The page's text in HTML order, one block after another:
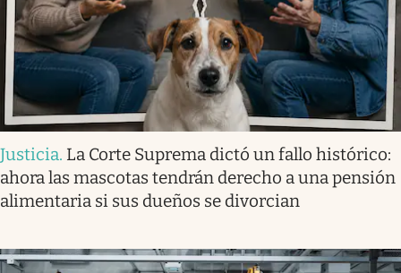
Justicia. La Corte Suprema dictó un fallo histórico:
ahora las mascotas tendrán derecho a una pensión
alimentaria si sus dueños se divorcian